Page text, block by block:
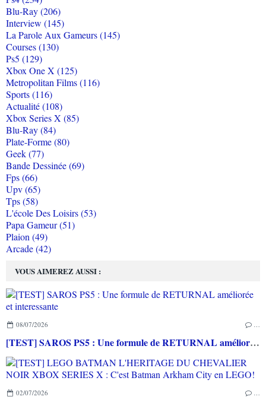
VOUS AIMEREZ AUSSI :
08/07/2026 …
[TEST] SAROS PS5 : Une formule de RETURNAL améliorée et interessante
02/07/2026 …
Blu-Ray (206)
Interview (145)
La Parole Aux Gameurs (145)
Courses (130)
Ps5 (129)
Xbox One X (125)
Metropolitan Films (116)
Sports (116)
Actualité (108)
Xbox Series X (85)
Blu-Ray (84)
Plate-Forme (80)
Geek (77)
Bande Dessinée (69)
Fps (66)
Upv (65)
Tps (58)
L'école Des Loisirs (53)
Papa Gameur (51)
Plaion (49)
Arcade (42)